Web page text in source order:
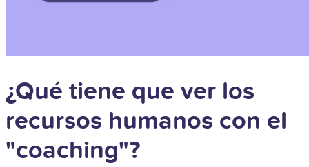
¿Qué tiene que ver los
recursos humanos con el
"coaching"?